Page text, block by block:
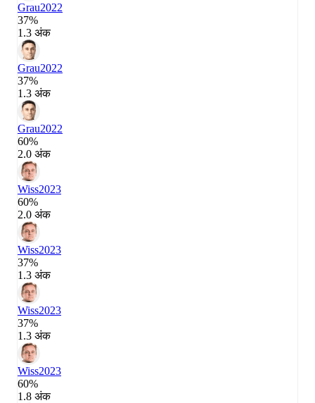
Grau2022
37%
1.3 अंक
Grau2022
37%
1.3 अंक
Grau2022
60%
2.0 अंक
Wiss2023
60%
2.0 अंक
Wiss2023
37%
1.3 अंक
Wiss2023
37%
1.3 अंक
Wiss2023
60%
1.8 अंक